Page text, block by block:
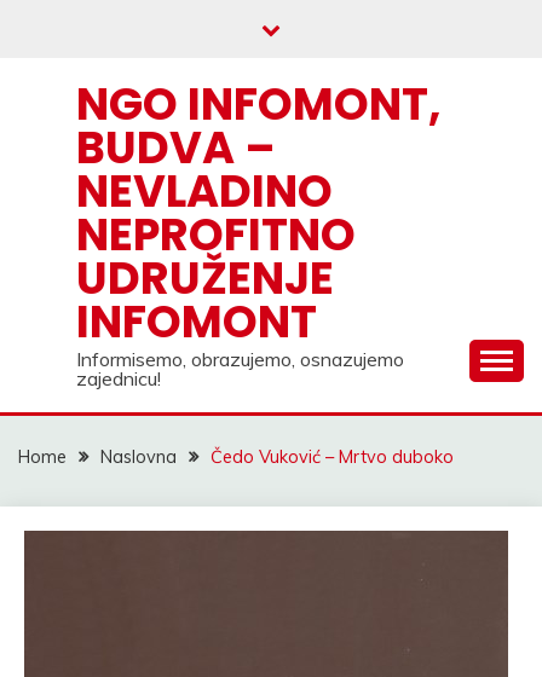
NGO INFOMONT,
BUDVA –
NEVLADINO
NEPROFITNO
UDRUŽENJE
INFOMONT
Informisemo, obrazujemo, osnazujemo
zajednicu!
Home Naslovna Čedo Vuković – Mrtvo duboko